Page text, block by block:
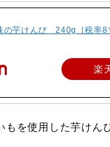
芋けんぴ 240g［税率8
楽
を使用した芋けん